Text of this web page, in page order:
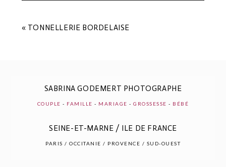
Les champs marqués sont requis *
POST COMMENT
« TONNELLERIE BORDELAISE
SABRINA GODEMERT PHOTOGRAPHE
COUPLE - FAMILLE - MARIAGE -GROSSESSE - BÉBÉ
SEINE-ET-MARNE / ILE DE FRANCE
PARIS / OCCITANIE / PROVENCE / SUD-OUEST